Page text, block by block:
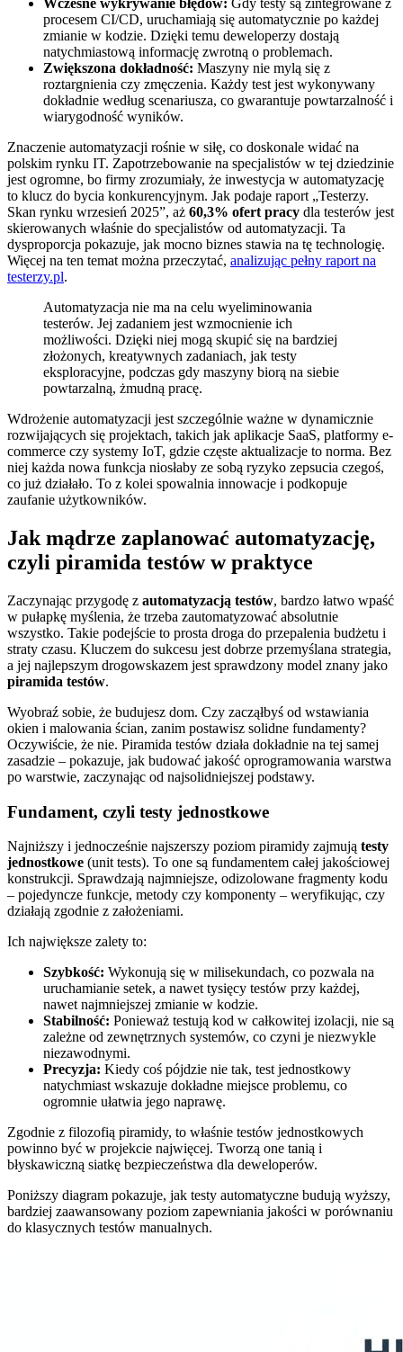
Wczesne wykrywanie błędów: Gdy testy są zintegrowane z
procesem CI/CD, uruchamiają się automatycznie po każdej
zmianie w kodzie. Dzięki temu deweloperzy dostają
natychmiastową informację zwrotną o problemach.
Zwiększona dokładność: Maszyny nie mylą się z
roztargnienia czy zmęczenia. Każdy test jest wykonywany
dokładnie według scenariusza, co gwarantuje powtarzalność i
wiarygodność wyników.
Znaczenie automatyzacji rośnie w siłę, co doskonale widać na
polskim rynku IT. Zapotrzebowanie na specjalistów w tej dziedzinie
jest ogromne, bo firmy zrozumiały, że inwestycja w automatyzację
to klucz do bycia konkurencyjnym. Jak podaje raport „Testerzy.
Skan rynku wrzesień 2025”, aż 60,3% ofert pracy dla testerów jest
skierowanych właśnie do specjalistów od automatyzacji. Ta
dysproporcja pokazuje, jak mocno biznes stawia na tę technologię.
Więcej na ten temat można przeczytać, analizując pełny raport na
testerzy.pl.
Automatyzacja nie ma na celu wyeliminowania
testerów. Jej zadaniem jest wzmocnienie ich
możliwości. Dzięki niej mogą skupić się na bardziej
złożonych, kreatywnych zadaniach, jak testy
eksploracyjne, podczas gdy maszyny biorą na siebie
powtarzalną, żmudną pracę.
Wdrożenie automatyzacji jest szczególnie ważne w dynamicznie
rozwijających się projektach, takich jak aplikacje SaaS, platformy e-
commerce czy systemy IoT, gdzie częste aktualizacje to norma. Bez
niej każda nowa funkcja niosłaby ze sobą ryzyko zepsucia czegoś,
co już działało. To z kolei spowalnia innowacje i podkopuje
zaufanie użytkowników.
Jak mądrze zaplanować automatyzację,
czyli piramida testów w praktyce
Zaczynając przygodę z automatyzacją testów, bardzo łatwo wpaść
w pułapkę myślenia, że trzeba zautomatyzować absolutnie
wszystko. Takie podejście to prosta droga do przepalenia budżetu i
straty czasu. Kluczem do sukcesu jest dobrze przemyślana strategia,
a jej najlepszym drogowskazem jest sprawdzony model znany jako
piramida testów.
Wyobraź sobie, że budujesz dom. Czy zacząłbyś od wstawiania
okien i malowania ścian, zanim postawisz solidne fundamenty?
Oczywiście, że nie. Piramida testów działa dokładnie na tej samej
zasadzie – pokazuje, jak budować jakość oprogramowania warstwa
po warstwie, zaczynając od najsolidniejszej podstawy.
Fundament, czyli testy jednostkowe
Najniższy i jednocześnie najszerszy poziom piramidy zajmują testy
jednostkowe (unit tests). To one są fundamentem całej jakościowej
konstrukcji. Sprawdzają najmniejsze, odizolowane fragmenty kodu
– pojedyncze funkcje, metody czy komponenty – weryfikując, czy
działają zgodnie z założeniami.
Ich największe zalety to:
Szybkość: Wykonują się w milisekundach, co pozwala na
uruchamianie setek, a nawet tysięcy testów przy każdej,
nawet najmniejszej zmianie w kodzie.
Stabilność: Ponieważ testują kod w całkowitej izolacji, nie są
zależne od zewnętrznych systemów, co czyni je niezwykle
niezawodnymi.
Precyzja: Kiedy coś pójdzie nie tak, test jednostkowy
natychmiast wskazuje dokładne miejsce problemu, co
ogromnie ułatwia jego naprawę.
Zgodnie z filozofią piramidy, to właśnie testów jednostkowych
powinno być w projekcie najwięcej. Tworzą one tanią i
błyskawiczną siatkę bezpieczeństwa dla deweloperów.
Poniższy diagram pokazuje, jak testy automatyczne budują wyższy,
bardziej zaawansowany poziom zapewniania jakości w porównaniu
do klasycznych testów manualnych.